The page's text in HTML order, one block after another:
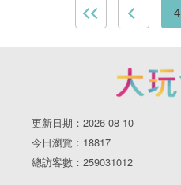
4
更新日期：2026-08-10
今日瀏覽：18817
總訪客數：259031012